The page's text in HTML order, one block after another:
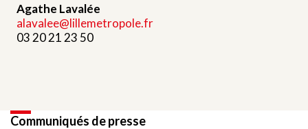
Agathe Lavalée
alavalee@lillemetropole.fr
03 20 21 23 50
Communiqués de presse